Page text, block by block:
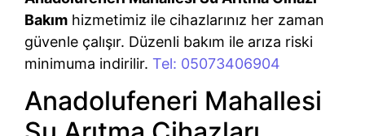
Bakım hizmetimiz ile cihazlarınız her zaman
güvenle çalışır. Düzenli bakım ile arıza riski
minimuma indirilir. Tel: 05073406904
Anadolufeneri Mahallesi